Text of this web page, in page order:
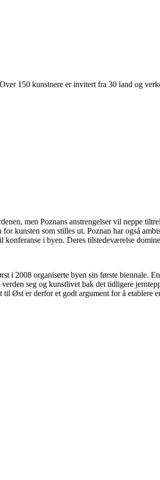
150 kunstnere er invitert fra 30 land og
men Poznans anstrengelser vil neppe
for kunsten som stilles ut. Poznan har også
i byen. Deres tilstedeværelse
i 2008 organiserte byen sin første biennale.
seg og kunstlivet bak det tidligere
Øst er derfor et godt argument for å etablere